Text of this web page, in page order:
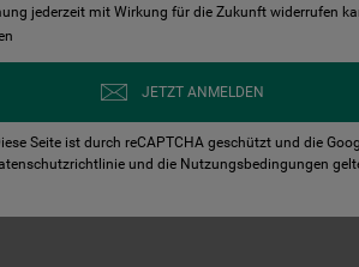
ACTIVE COOK
jederzeit mit Wirkung für die Zukunft widerrufen
JETZT ANMELDEN
Seite ist durch reCAPTCHA geschützt und die
und die Nutzungsbedingungen